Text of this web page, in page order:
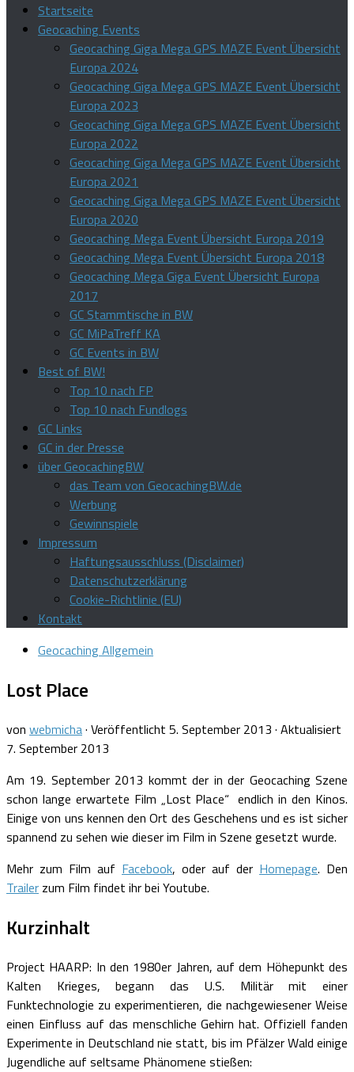
Startseite
Geocaching Events
Geocaching Giga Mega GPS MAZE Event Übersicht
Europa 2024
Geocaching Giga Mega GPS MAZE Event Übersicht
Europa 2023
Geocaching Giga Mega GPS MAZE Event Übersicht
Europa 2022
Geocaching Giga Mega GPS MAZE Event Übersicht
Europa 2021
Geocaching Giga Mega GPS MAZE Event Übersicht
Europa 2020
Geocaching Mega Event Übersicht Europa 2019
Geocaching Mega Event Übersicht Europa 2018
Geocaching Mega Giga Event Übersicht Europa
2017
GC Stammtische in BW
GC MiPaTreff KA
GC Events in BW
Best of BW!
Top 10 nach FP
Top 10 nach Fundlogs
GC Links
GC in der Presse
über GeocachingBW
das Team von GeocachingBW.de
Werbung
Gewinnspiele
Impressum
Haftungsausschluss (Disclaimer)
Datenschutzerklärung
Cookie-Richtlinie (EU)
Kontakt
Geocaching Allgemein
Lost Place
von webmicha· Veröffentlicht 5. September 2013 · Aktualisiert
7. September 2013
Am 19. September 2013 kommt der in der Geocaching Szene
schon lange erwartete Film „Lost Place“ endlich in den Kinos.
Einige von uns kennen den Ort des Geschehens und es ist sicher
spannend zu sehen wie dieser im Film in Szene gesetzt wurde.
Mehr zum Film auf Facebook, oder auf der Homepage. Den
Trailer zum Film findet ihr bei Youtube.
Kurzinhalt
Project HAARP: In den 1980er Jahren, auf dem Höhepunkt des
Kalten Krieges, begann das U.S. Militär mit einer
Funktechnologie zu experimentieren, die nachgewiesener Weise
einen Einfluss auf das menschliche Gehirn hat. Offiziell fanden
Experimente in Deutschland nie statt, bis im Pfälzer Wald einige
Jugendliche auf seltsame Phänomene stießen: